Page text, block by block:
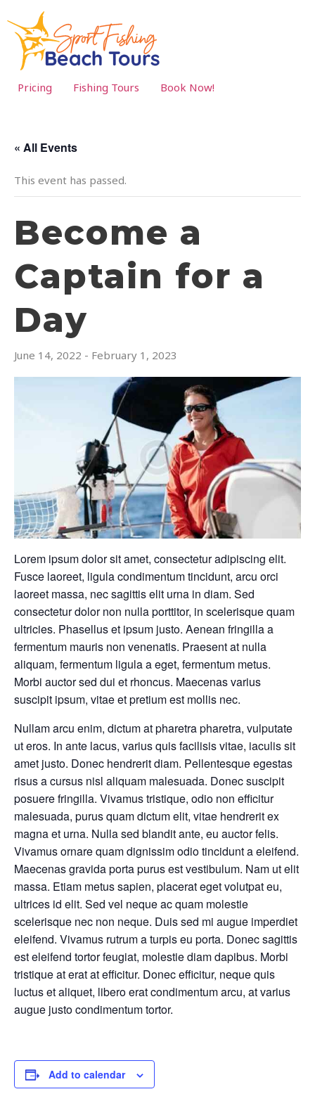
Pricing Fishing Tours Book Now!
« All Events
This event has passed.
Become a
Captain for a
Day
June 14, 2022 - February 1, 2023
Lorem ipsum dolor sit amet, consectetur adipiscing elit.
Fusce laoreet, ligula condimentum tincidunt, arcu orci
laoreet massa, nec sagittis elit urna in diam. Sed
consectetur dolor non nulla porttitor, in scelerisque quam
ultricies. Phasellus et ipsum justo. Aenean fringilla a
fermentum mauris non venenatis. Praesent at nulla
aliquam, fermentum ligula a eget, fermentum metus.
Morbi auctor sed dui et rhoncus. Maecenas varius
suscipit ipsum, vitae et pretium est mollis nec.
Nullam arcu enim, dictum at pharetra pharetra, vulputate
ut eros. In ante lacus, varius quis facilisis vitae, iaculis sit
amet justo. Donec hendrerit diam. Pellentesque egestas
risus a cursus nisl aliquam malesuada. Donec suscipit
posuere fringilla. Vivamus tristique, odio non efficitur
malesuada, purus quam dictum elit, vitae hendrerit ex
magna et urna. Nulla sed blandit ante, eu auctor felis.
Vivamus ornare quam dignissim odio tincidunt a eleifend.
Maecenas gravida porta purus est vestibulum. Nam ut elit
massa. Etiam metus sapien, placerat eget volutpat eu,
ultrices id elit. Sed vel neque ac quam molestie
scelerisque nec non neque. Duis sed mi augue imperdiet
eleifend. Vivamus rutrum a turpis eu porta. Donec sagittis
est eleifend tortor feugiat, molestie diam dapibus. Morbi
tristique at erat at efficitur. Donec efficitur, neque quis
luctus et aliquet, libero erat condimentum arcu, at varius
augue justo condimentum tortor.
Add to calendar